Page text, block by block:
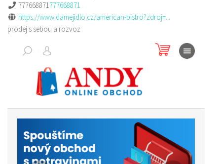
777668871777668871
https://www.damejidlo.cz/american-bistro?zdroj=...
prodej s sebou a rozvoz